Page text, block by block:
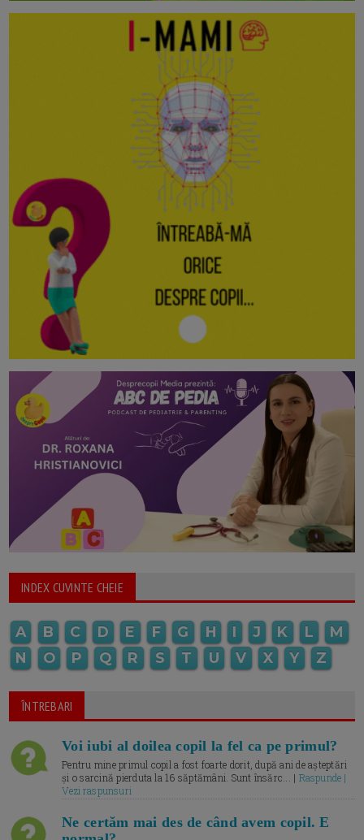
INDEX CUVINTE CHEIE
A B C D E F G H I J K L
M
N
O P Q R S T U V X Y Z
ÎNTREBARI
Voi iubi al doilea copil la fel ca pe primul?
Pentru mine primul copil a fost foarte dorit, după ani de așteptări
și o sarcină pierduta la 16 săptămâni. Sunt însărc... | Raspunde |
Vezi raspunsuri
Ne certăm mai des de când avem copil. E